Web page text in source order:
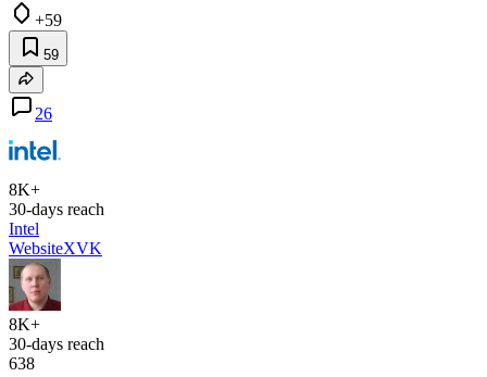
+59
59
26
8K+
30-days reach
Intel
WebsiteXVK
8K+
30-days reach
638